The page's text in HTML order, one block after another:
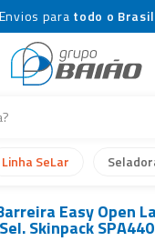
Envios para todo o Brasil
Linha SeLar
Easy Open
Sel. Skinpack SPA440